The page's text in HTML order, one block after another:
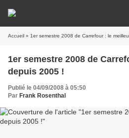
Accueil » 1er semestre 2008 de Carrefour : le
1er semestre 2008 de
depuis 2005 !
Publié le 04/09/2008 à 05:50
Par Frank Rosenthal